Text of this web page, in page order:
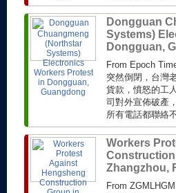
Dongguan
Systems)
Dongguan,
From Epoch
突然倒閉，台灣
貨款，憤怒的工
司對外宣佈破產
所有電話都聯絡
Workers
Zhangzhou,
From